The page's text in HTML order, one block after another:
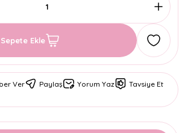
Sepete Ekle
Ver Paylaş Yorum Yaz
Tavsiye Et